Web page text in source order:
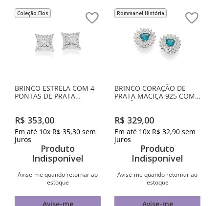
Coleção Elos
BRINCO ESTRELA COM 4
PONTAS DE PRATA
R$ 353,00
Em até 10x R$ 35,30 sem
juros
Produto
Indisponível
Avise-me quando retornar ao
estoque
Avise-me
Rommanel História
BRINCO CORAÇÃO DE
PRATA MACIÇA 925 COM
ZIRCÔNIAS
R$ 329,00
Em até 10x R$ 32,90 sem
juros
Produto
Indisponível
Avise-me quando retornar ao
estoque
Avise-me